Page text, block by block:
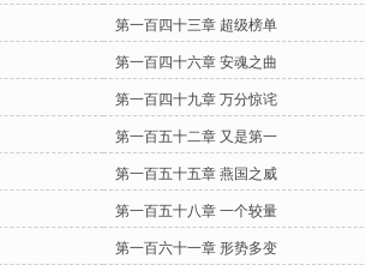
第一百四十三章 超级榜单
第一百四十六章 安魂之曲
第一百四十九章 万分惊诧
第一百五十二章 又是第一
第一百五十五章 燕国之威
第一百五十八章 一个较量
第一百六十一章 形势多变